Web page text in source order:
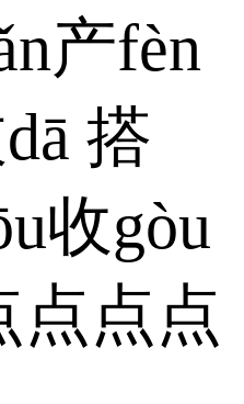
产fèn
搭
收gòu
点点点